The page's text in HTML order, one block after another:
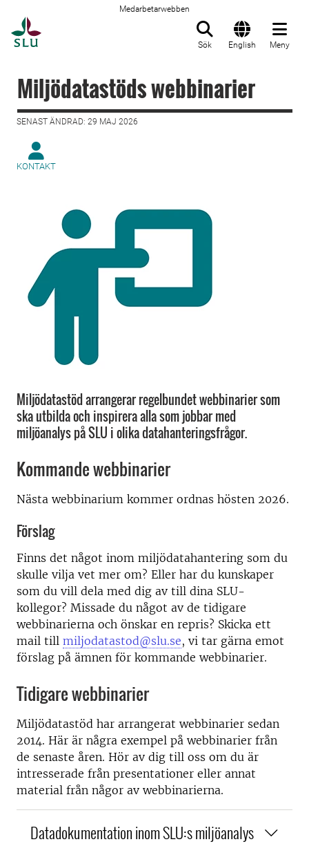
Medarbetarwebben
Sök English Meny
Miljödatastöds webbinarier
SENAST ÄNDRAD: 29 MAJ 2026
KONTAKT
Miljödatastöd arrangerar regelbundet webbinarier som
ska utbilda och inspirera alla som jobbar med
miljöanalys på SLU i olika datahanteringsfrågor.
Kommande webbinarier
Nästa webbinarium kommer ordnas hösten 2026.
Förslag
Finns det något inom miljödatahantering som du
skulle vilja vet mer om? Eller har du kunskaper
som du vill dela med dig av till dina SLU-
kollegor? Missade du något av de tidigare
webbinarierna och önskar en repris? Skicka ett
mail till miljodatastod@slu.se, vi tar gärna emot
förslag på ämnen för kommande webbinarier.
Tidigare webbinarier
Miljödatastöd har arrangerat webbinarier sedan
2014. Här är några exempel på webbinarier från
de senaste åren. Hör av dig till oss om du är
intresserade från presentationer eller annat
material från någor av webbinarierna.
Datadokumentation inom SLU:s miljöanalys